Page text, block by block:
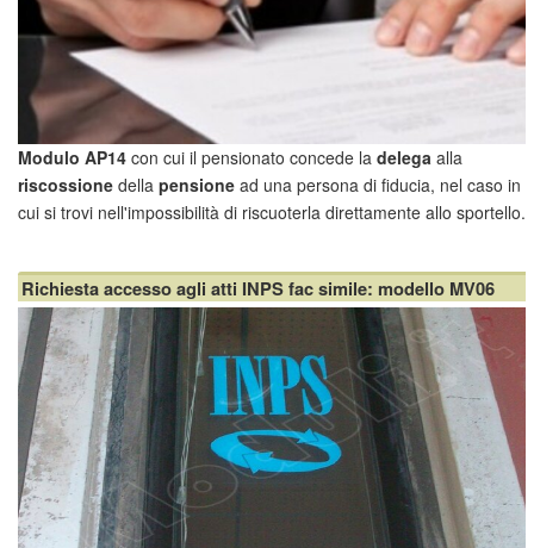
Modulo AP14 con cui il pensionato concede ladelega alla
riscossione dellapensione ad una persona di fiducia, nel caso in
cui si trovi nell'impossibilità di riscuoterla direttamente allo sportello.
Chiaramente la delega in questione ha senso dis...
Richiesta accesso agli atti INPS fac simile: modello MV06